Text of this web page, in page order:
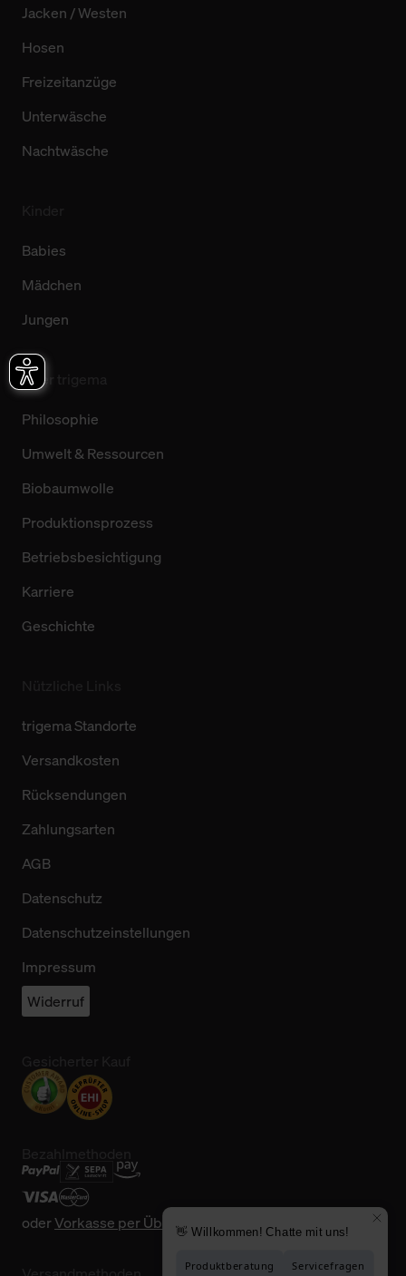
Jacken / Westen
Hosen
Freizeitanzüge
Unterwäsche
Nachtwäsche
Babies
Mädchen
Jungen
Über trigema
Philosophie
Umwelt & Ressourcen
Biobaumwolle
Produktionsprozess
Betriebsbesichtigung
Karriere
Geschichte
trigema Standorte
Versandkosten
Rücksendungen
Zahlungsarten
AGB
Datenschutz
Datenschutzeinstellungen
Impressum
Widerruf
oderVorkasse per Überweisung